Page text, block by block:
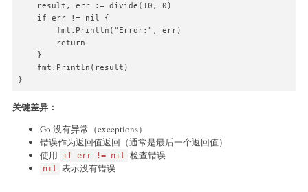
    result, err := divide(10, 0)
    if err != nil {
        fmt.Println("Error:", err)
        return
    }
    fmt.Println(result)
}
关键差异：
Go 没有异常（exceptions）
错误作为返回值返回（通常是最后一个返回值）
使用
if err != nil 检查错误
nil 表示没有错误